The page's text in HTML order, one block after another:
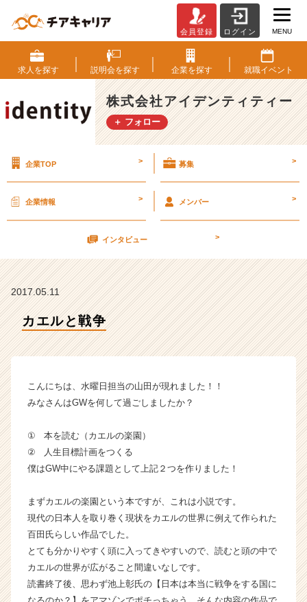
エ
ル
と
戦
争
【株
ア
ン
テ
ム
イ
ン】
ン
チ
ャ
成
長
業
か
ら
ス
カ
会員登録 ログイン MENU
求人を探す 説明会を探す 企業を探す 就職イベント
株式会社アイデンティティー
＋ フォロー
企業TOP > 募集 >
企業情報 > メンバー >
インタビュー >
2017.05.11
カエルと戦争
こんにちは、水曜日担当の山田が現れました！！
みなさんはGWを何して過ごしましたか？
① 本を読む（カエルの楽園）
② 人生目標計画をつくる
僕はGW中にやる課題として上記２つを作りました！
まずカエルの楽園という本ですが、これは小説です。
現代の日本人を取り巻く現状をカエルの世界に例えて作られた
百田氏らしい作品でした。
とても分かりやすく頭に入ってきやすいので、読むと頭の中で
カエルの世界が広がること間違いなしです。
読書終了後、思わず池上彰氏の【日本は本当に戦争をする国に